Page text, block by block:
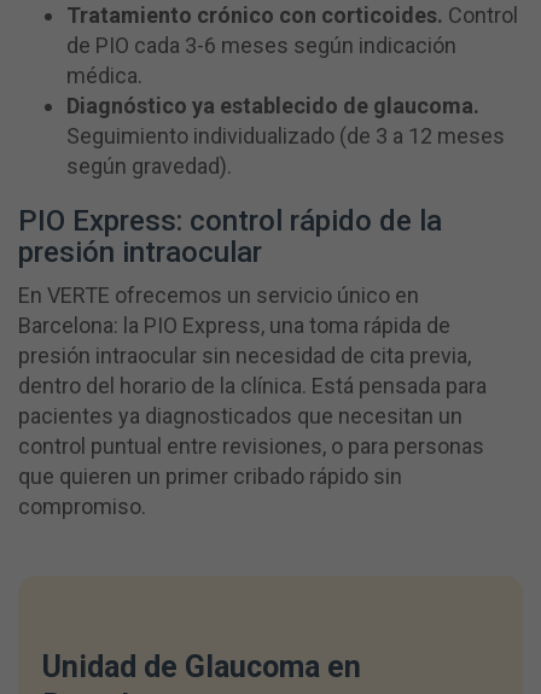
Tratamiento crónico con corticoides. Control
de PIO cada 3-6 meses según indicación
médica.
Diagnóstico ya establecido de glaucoma.
Seguimiento individualizado (de 3 a 12 meses
según gravedad).
PIO Express: control rápido de la
presión intraocular
En VERTE ofrecemos un servicio único en
Barcelona: la PIO Express, una toma rápida de
presión intraocular sin necesidad de cita previa,
dentro del horario de la clínica. Está pensada para
pacientes ya diagnosticados que necesitan un
control puntual entre revisiones, o para personas
que quieren un primer cribado rápido sin
compromiso.
Unidad de Glaucoma en